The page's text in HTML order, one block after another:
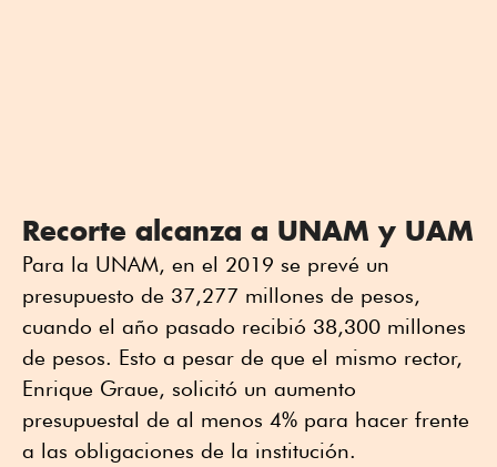
Recorte alcanza a UNAM y UAM
Para la UNAM, en el 2019 se prevé un
presupuesto de 37,277 millones de pesos,
cuando el año pasado recibió 38,300 millones
de pesos. Esto a pesar de que el mismo rector,
Enrique Graue, solicitó un aumento
presupuestal de al menos 4% para hacer frente
a las obligaciones de la institución.